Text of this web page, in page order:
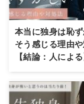
本当に独身は恥
そう感じる理由
【結論：人による